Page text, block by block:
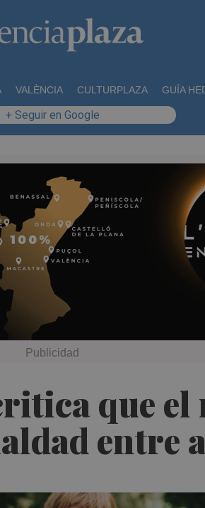
VALÈNCIA CULTURPLAZA GUÍA
+ Seguir en Google
que el
entre